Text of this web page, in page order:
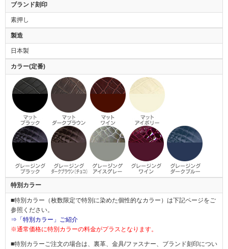
ブランド刻印
素押し
製造
日本製
カラー(定番)
特別カラー
■特別カラー（枚数限定で特別に染めた個性的なカラー）は下記ページをご
参照ください。
⇒「特別カラー」ご紹介
※通常価格に特別カラーの料金がプラスとなります。
■特別カラーご注文の場合は、裏革、金具/ファスナー、ブランド刻印につい